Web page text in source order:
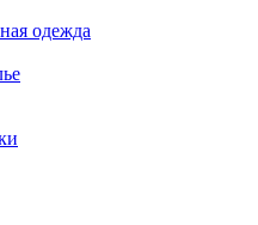
одежда